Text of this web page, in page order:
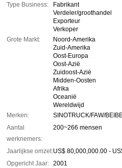
Type Business:
Fabrikant
Verdeler/groothandel
Exporteur
Verkoper
Grote Markt:
Noord-Amerika
Zuid-Amerika
Oost-Europa
Oost-Azië
Zuidoost-Azië
Midden-Oosten
Afrika
Oceanië
Wereldwijd
Merken:
SINOTRUCK/FAW/
Aantal
werknemers:
200~266 mensen
Jaarlijkse omzet:US$ 80,000,000.00 -
Opgericht Jaar: 2001